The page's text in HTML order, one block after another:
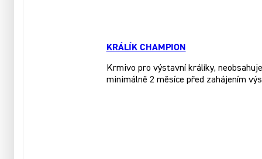
KRÁLÍK CHAMPION
Krmivo pro výstavní králíky,
minimálně 2 měsíce před zahájením